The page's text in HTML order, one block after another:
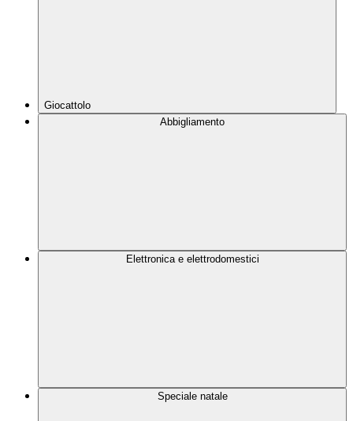
Giocattolo
Abbigliamento
Elettronica e elettrodomestici
Speciale natale